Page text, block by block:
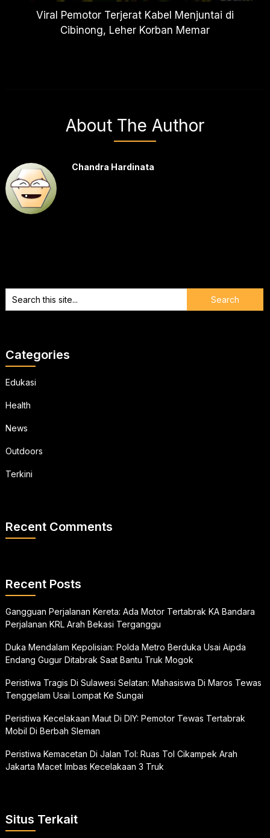
Viral Pemotor Terjerat Kabel Menjuntai di
Cibinong, Leher Korban Memar
About The Author
Chandra Hardinata
Categories
Edukasi
Health
News
Outdoors
Terkini
Recent Comments
Recent Posts
Gangguan Perjalanan Kereta: Ada Motor Tertabrak KA Bandara
Perjalanan KRL Arah Bekasi Terganggu
Duka Mendalam Kepolisian: Polda Metro Berduka Usai Aipda
Endang Gugur Ditabrak Saat Bantu Truk Mogok
Peristiwa Tragis Di Sulawesi Selatan: Mahasiswa Di Maros Tewas
Tenggelam Usai Lompat Ke Sungai
Peristiwa Kecelakaan Maut Di DIY: Pemotor Tewas Tertabrak
Mobil Di Berbah Sleman
Peristiwa Kemacetan Di Jalan Tol: Ruas Tol Cikampek Arah
Jakarta Macet Imbas Kecelakaan 3 Truk
Situs Terkait